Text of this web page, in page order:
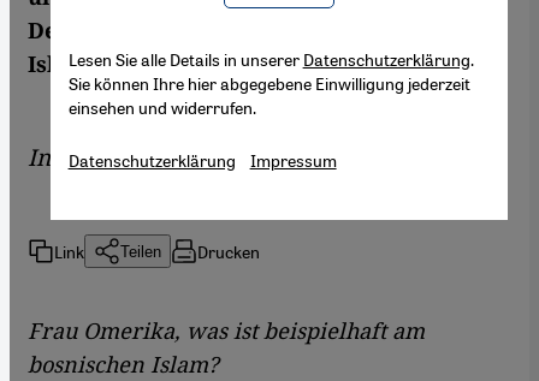
Deutschland geben, meint die
Islamwissenschaftlerin Armina Omerika.
Interview vonClaudia Mende
Link Teilen Drucken
​​Frau Omerika, was ist beispielhaft am
bosnischen Islam?
Lesen Sie alle Details in unserer Datenschutzerklärung.
Sie können Ihre hier abgegebene Einwilligung jederzeit
einsehen und widerrufen.
Datenschutzerklärung Impressum